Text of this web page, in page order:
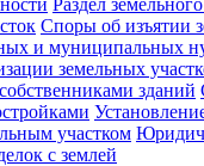
Раздел
Споры об изъятии
и муниципальных
земельных
зданий
участком
с землей